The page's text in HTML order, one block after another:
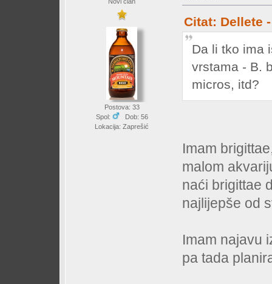
Postova: 33
Spol:
Dob: 56
Lokacija: Zaprešić
Citat: Dellete
Da li tko ima
vrstama - B.
micros, itd?
Imam
malom
naći brigittae
najlijepše od
Imam najavu
pa tada